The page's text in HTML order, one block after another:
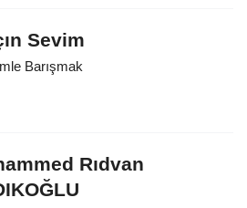
Sevim
Barışmak
Rıdvan